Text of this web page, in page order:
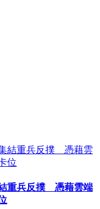
重兵反撲 憑藉雲端